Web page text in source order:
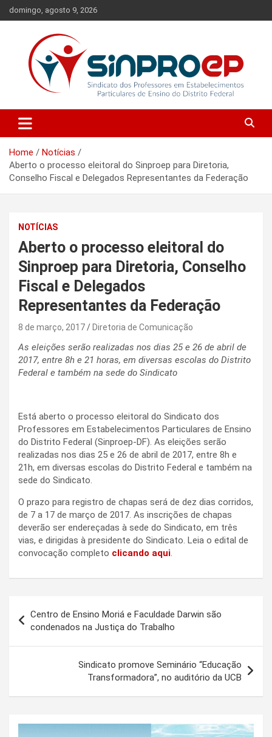
Skip
to
domingo, agosto 9, 2026
Sinproep-DF
Ensino do Distrito Federal
Home
Notícias
Aberto o processo eleitoral do Sinproep para Diretoria,
Conselho Fiscal e Delegados Representantes da Federação
NOTÍCIAS
Aberto o processo eleitoral do
Sinproep para Diretoria, Conselho
Fiscal e Delegados
Representantes da Federação
8 de março, 2017 Diretoria de Comunicação
As eleições serão realizadas nos dias 25 e 26 de abril de
2017, entre 8h e 21 horas, em diversas escolas do Distrito
Federal e também na sede do Sindicato
Está aberto o processo eleitoral do Sindicato dos
Professores em Estabelecimentos Particulares de Ensino
do Distrito Federal (Sinproep-DF). As eleições serão
realizadas nos dias 25 e 26 de abril de 2017, entre 8h e
21h, em diversas escolas do Distrito Federal e também na
sede do Sindicato.
O prazo para registro de chapas será de dez dias corridos,
de 7 a 17 de março de 2017. As inscrições de chapas
deverão ser endereçadas à sede do Sindicato, em três
vias, e dirigidas à presidente do Sindicato. Leia o edital de
convocação completo clicando aqui.
de
Post
Centro de Ensino Moriá e Faculdade Darwin são
condenados na Justiça do Trabalho
Sindicato promove Seminário “Educação
Transformadora”, no auditório da UCB